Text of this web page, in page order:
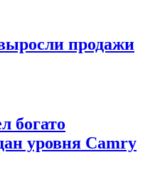
продажи
богато
уровня Camry